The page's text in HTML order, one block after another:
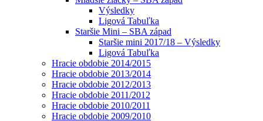
Výsledky
Ligová Tabuľka
Staršie Mini – SBA západ
Staršie mini 2017/18 – Výsledky
Ligová Tabuľka
Hracie obdobie 2014/2015
Hracie obdobie 2013/2014
Hracie obdobie 2012/2013
Hracie obdobie 2011/2012
Hracie obdobie 2010/2011
Hracie obdobie 2009/2010